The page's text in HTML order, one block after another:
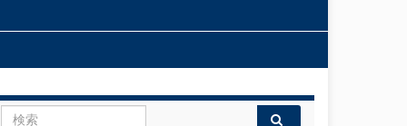
Search for: